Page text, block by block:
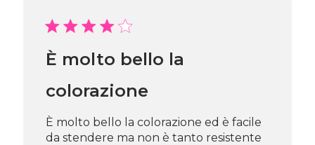
È molto bello la
colorazione
È molto bello la colorazione ed è facile
da stendere ma non è tanto resistente